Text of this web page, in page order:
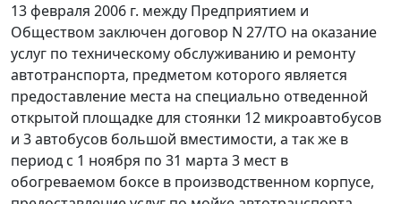
13 февраля 2006 г. между Предприятием и
Обществом заключен договор N 27/ТО на оказание
услуг по техническому обслуживанию и ремонту
автотранспорта, предметом которого является
предоставление места на специально отведенной
открытой площадке для стоянки 12 микроавтобусов
и 3 автобусов большой вместимости, а так же в
период с 1 ноября по 31 марта 3 мест в
обогреваемом боксе в производственном корпусе,